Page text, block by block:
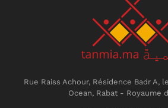
Rue Raiss Achour, Résidence Badr A,
Ocean, Rabat - Royaume